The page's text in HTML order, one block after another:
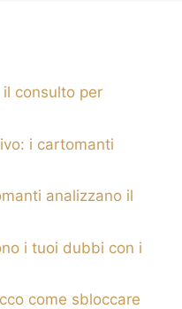
consulto per
i cartomanti
analizzano il
i tuoi dubbi con i
come sbloccare